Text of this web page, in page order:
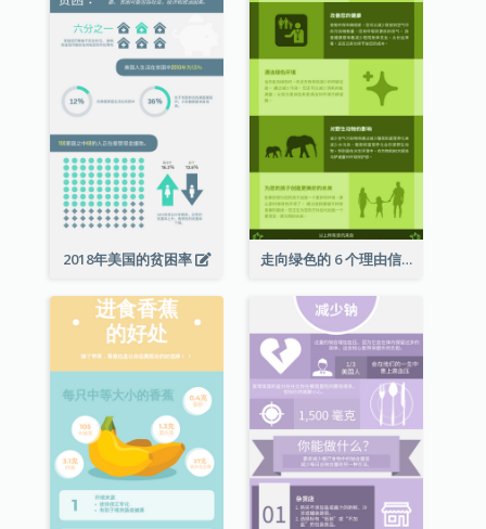
2018年美国的贫困率 走向绿色的 6 个理由信息图表